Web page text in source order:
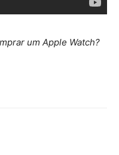
um Apple Watch?